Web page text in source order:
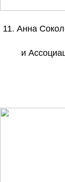
11. Анна
и